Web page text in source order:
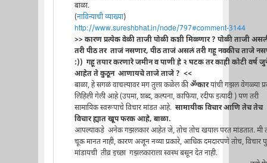
बाळा.
(नाविन्याची व्याख्या)
http://www.sureshbhat.in/node/797#comment-3144
>> कारण प्रत्येक वेळी ताजी पोळी कशी मिळ्णार ? पोळी ताजी
तरी पीठ तर ताजं नसणार, पीठ ताजं असलं तरी गहू नक्कीच ताजे
:)) गहू तयार करणारे जमीन व पाणी हे २ घटक तर काही कोटी वर्ष
आहेत ते कुठून आणायचे ताजे ताजे ? <<
बाळा, हे सगळं वाचल्यावर मग तुला कळेल कीॐकारयांची गझल वेगळ्या
लिहिली गेली आहे (उपमा, शब्द, कल्पना, काफिया, रदीफ इत्यादी ) पण तरी
सामायिक स्वरूपाचे विचार मांडत आहे. सामायीक विचार आणि तेच तेच
विचार ह्यात खूप फरक आहे, बाळा.
आपल्याकडे अनेक गझलकार आहेत जे, तोच तोच खयाल परत मांडतात. मी
चूक मानत नाही, कारण अजून नव्या प्रकारे, आधिक दमदारपणे तोच, विचार
मांडायची तीव्र इच्छा गझलकाराला स्वस्थ बसून देत नाही.